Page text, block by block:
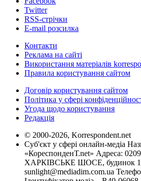
Twitter
RSS-стрічки
E-mail розсилка
Контакти
Реклама на сайті
Використання матеріалів
Правила користування сайтом
Договір користування сайтом
Політика у сфері
Угода щодо користування
Редакція
© 2000-2026, Korrespondent.net
Суб'єкт у сфері онлайн-медіа
«КореспонденТ.net» Адреса:
ХАРКІВСЬКЕ ШОСЕ, будинок
sunlight@mediadim.com.ua